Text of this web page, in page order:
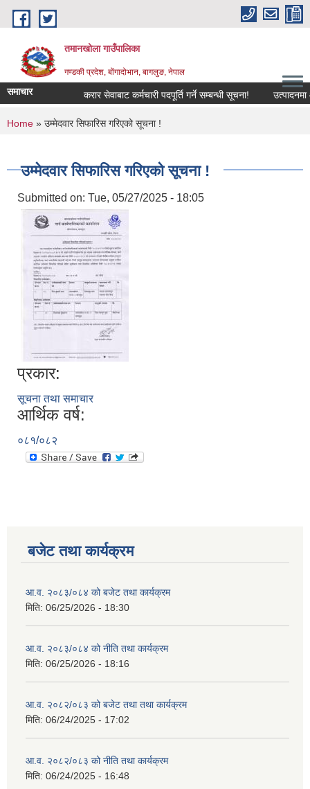
Skip to main content
तमानखोला गाउँपालिका
गण्डकी प्रदेश, बोंगादोभान, बागलुङ, नेपाल
समाचार करार सेवाबाट कर्मचारी पदपूर्ति गर्ने सम्बन्धी सूचना! उत्पादनमा
You are here
Home » उम्मेदवार सिफारिस गरिएको सूचना !
उम्मेदवार सिफारिस गरिएको सूचना !
Submitted on: Tue, 05/27/2025 - 18:05
प्रकार:
सूचना तथा समाचार
आर्थिक वर्ष:
०८१/०८२
बजेट तथा कार्यक्रम
आ.व. २०८३/०८४ को बजेट तथा कार्यक्रम
मिति: 06/25/2026 - 18:30
आ.व. २०८३/०८४ को नीति तथा कार्यक्रम
मिति: 06/25/2026 - 18:16
आ.व. २०८२/०८३ को बजेट तथा तथा कार्यक्रम
मिति: 06/24/2025 - 17:02
आ.व. २०८२/०८३ को नीति तथा कार्यक्रम
मिति: 06/24/2025 - 16:48